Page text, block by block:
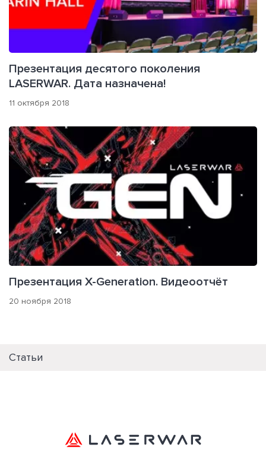
Презентация десятого поколения
LASERWAR. Дата назначена!
11 октября 2018
Презентация X-Generation. Видеоотчёт
20 ноября 2018
Статьи